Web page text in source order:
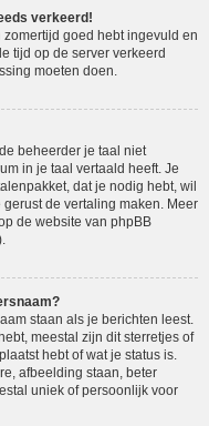
verkeerd!
goed hebt ingevuld en
tijd op de server verkeerd
moeten doen.
beheerder je taal niet
in je taal vertaald heeft. Je
dat je nodig hebt, wil
de vertaling maken. Meer
de website van phpBB
staan als je berichten leest.
meestal zijn dit sterretjes of
hebt of wat je status is.
afbeelding staan, beter
uniek of persoonlijk voor